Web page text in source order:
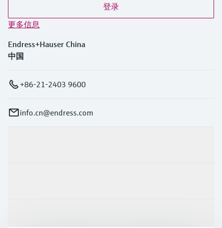
登录
更多信息
Endress+Hauser China
中国
+86-21-2403 9600
info.cn@endress.com